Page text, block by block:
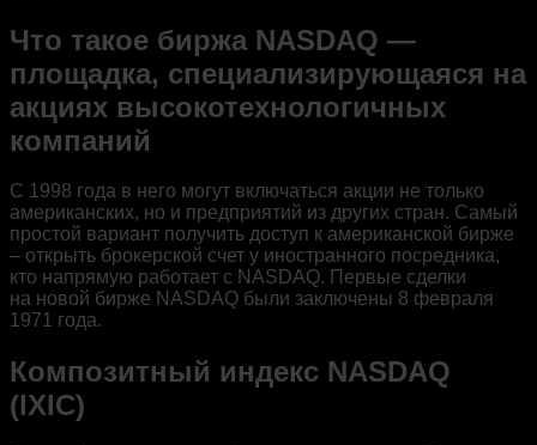
Что такое биржа NASDAQ —
площадка, специализирующаяся на
акциях высокотехнологичных
компаний
С 1998 года в него могут включаться акции не только
американских, но и предприятий из других стран. Самый
простой вариант получить доступ к американской бирже
– открыть брокерской счет у иностранного посредника,
кто напрямую работает с NASDAQ. Первые сделки
на новой бирже NASDAQ были заключены 8 февраля
1971 года.
Композитный индекс NASDAQ
(IXIC)